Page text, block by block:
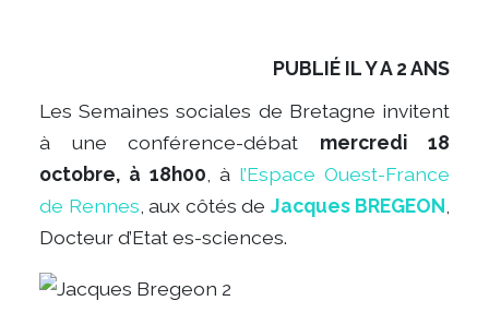
PUBLIÉ IL Y A 2 ANS
Les Semaines sociales de Bretagne invitent
à une conférence-débat mercredi 18
octobre, à 18h00, à l’Espace Ouest-France
de Rennes, aux côtés de Jacques BREGEON,
Docteur d’Etat es-sciences.